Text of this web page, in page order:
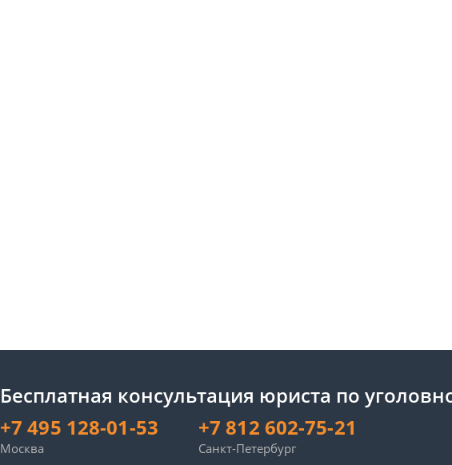
Бесплатная консультация юриста по
+7 495 128-01-53
Москва
+7 812 602-75-21
Санкт-Петербург